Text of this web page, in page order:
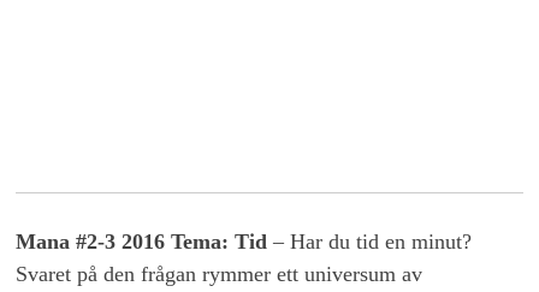
Mana #2-3 2016 Tema: Tid – Har du tid en minut?
Svaret på den frågan rymmer ett universum av